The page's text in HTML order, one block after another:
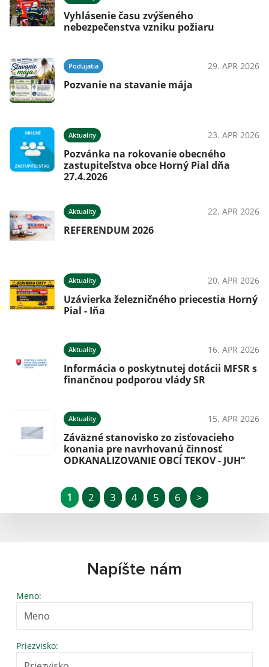
Vyhlásenie času zvýšeného
nebezpečenstva vzniku požiaru
Podujatia 29. APR 2026
Pozvanie na stavanie mája
Aktuality 23. APR 2026
Pozvánka na rokovanie obecného
zastupiteľstva obce Horný Pial dňa
27.4.2026
Aktuality 22. APR 2026
REFERENDUM 2026
Aktuality 20. APR 2026
Uzávierka železničného priecestia Horný
Pial - Iňa
Aktuality 16. APR 2026
Informácia o poskytnutej dotácii MFSR s
finančnou podporou vlády SR
Aktuality 15. APR 2026
Záväzné stanovisko zo zisťovacieho
konania pre navrhovanú činnosť
ODKANALIZOVANIE OBCÍ TEKOV - JUH“
1 2 3 4 5 6 >
Napíšte nám
Meno:
Priezvisko: